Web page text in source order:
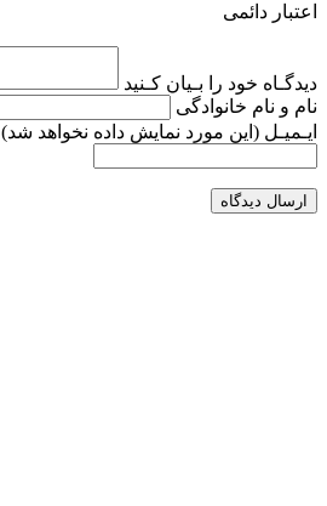
اعتبار دائمی
دیدگـاه خود را بـیان کـنید
نام و نام خانوادگی
ایـمیـل (این مورد نمایش داده نخواهد شد)
ارسال دیدگاه